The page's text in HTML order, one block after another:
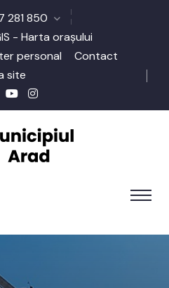
281 850
- Harta orașului
personal
Contact
site